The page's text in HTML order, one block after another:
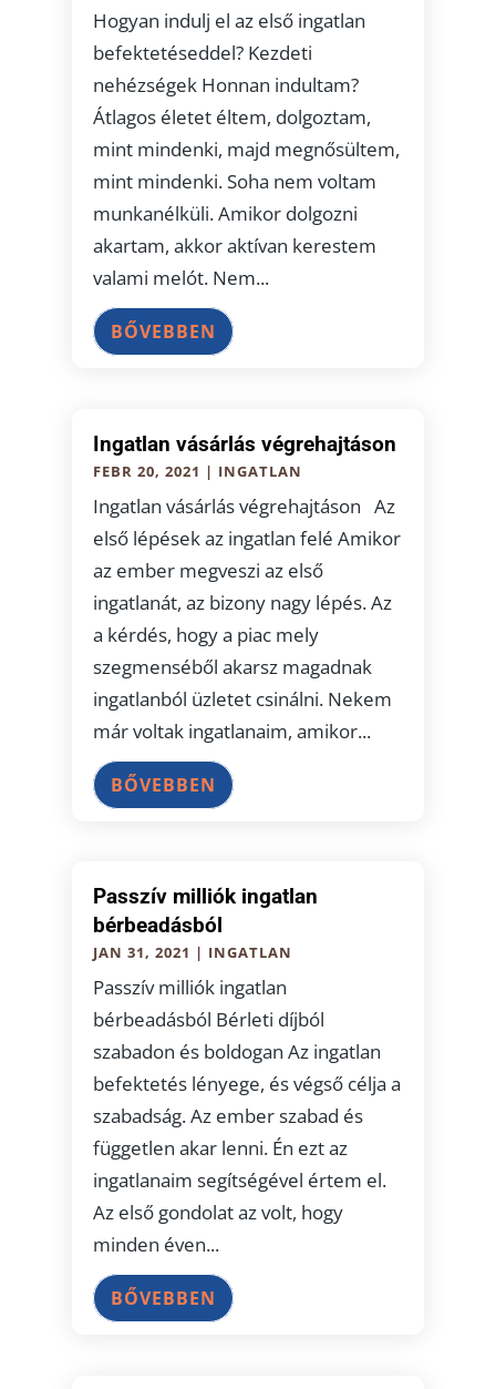
Hogyan indulj el az első ingatlan
befektetéseddel? Kezdeti
nehézségek Honnan indultam?
Átlagos életet éltem, dolgoztam,
mint mindenki, majd megnősültem,
mint mindenki. Soha nem voltam
munkanélküli. Amikor dolgozni
akartam, akkor aktívan kerestem
valami melót. Nem...
BŐVEBBEN
Ingatlan vásárlás végrehajtáson
FEBR 20, 2021 | INGATLAN
Ingatlan vásárlás végrehajtáson Az
első lépések az ingatlan felé Amikor
az ember megveszi az első
ingatlanát, az bizony nagy lépés. Az
a kérdés, hogy a piac mely
szegmenséből akarsz magadnak
ingatlanból üzletet csinálni. Nekem
már voltak ingatlanaim, amikor...
BŐVEBBEN
Passzív milliók ingatlan
bérbeadásból
JAN 31, 2021 | INGATLAN
Passzív milliók ingatlan
bérbeadásból Bérleti díjból
szabadon és boldogan Az ingatlan
befektetés lényege, és végső célja a
szabadság. Az ember szabad és
független akar lenni. Én ezt az
ingatlanaim segítségével értem el.
Az első gondolat az volt, hogy
minden éven...
BŐVEBBEN